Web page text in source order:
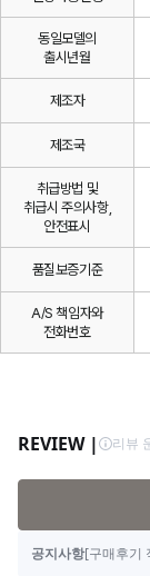
동일모델의
출시년월
제조자
제조국
취급방법 및
취급시 주의사항,
안전표시
품질보증기준
A/S 책임자와
전화번호